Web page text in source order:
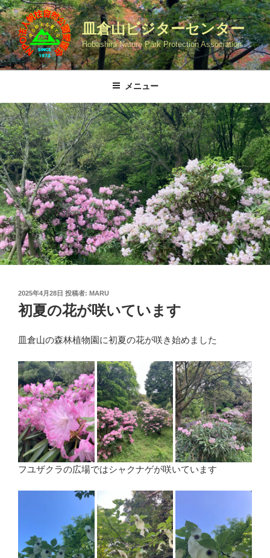
コ
ン
テ
ン
ツ
キ
ッ
プ
皿倉山ビジターセンター
Hobashira Nature Park Protection Association
メニュー
投
稿
日:
2025年4月28日 投稿者: MARU
初夏の花が咲いています
皿倉山の森林植物園に初夏の花が咲き始めました
フユザクラの広場ではシャクナゲが咲いています